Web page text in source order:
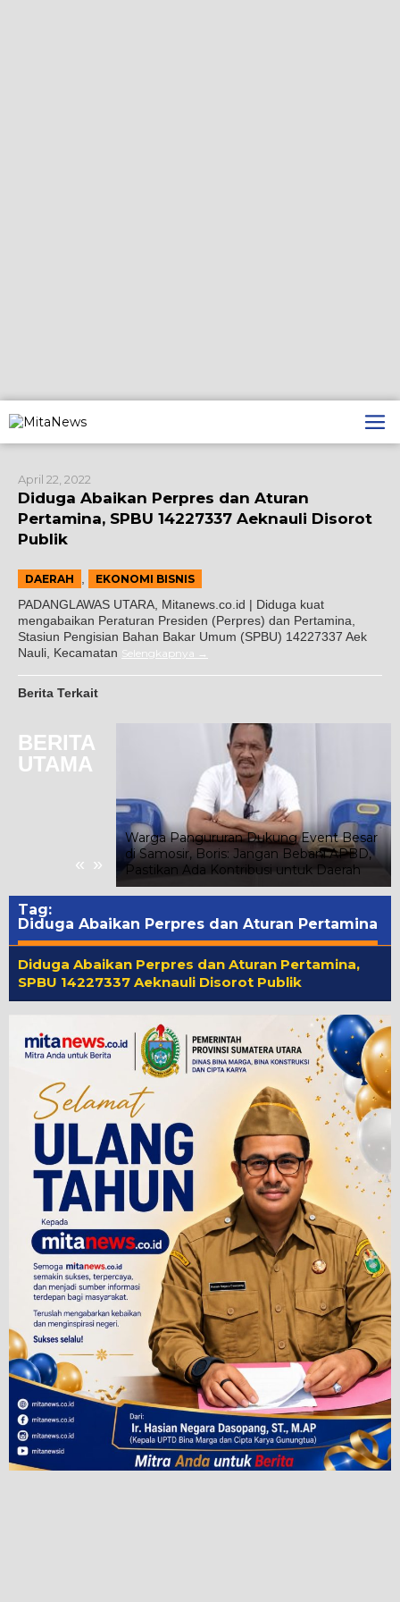
ke
konten
April 22, 2022
Diduga Abaikan Perpres dan Aturan
Pertamina, SPBU 14227337 Aeknauli Disorot
Publik
DAERAH EKONOMI BISNIS
PADANGLAWAS UTARA, Mitanews.co.id | Diduga kuat
mengabaikan Peraturan Presiden (Perpres) dan Pertamina,
Stasiun Pengisian Bahan Bakar Umum (SPBU) 14227337 Aek
Nauli, Kecamatan Selengkapnya
Berita Terkait
BERITA
UTAMA
« »
Warga Pangururan Dukung Event Besar
di Samosir, Boris: Jangan Bebani APBD,
Pastikan Ada Kontribusi untuk Daerah
Tag:
Diduga Abaikan Perpres dan Aturan Pertamina
Diduga Abaikan Perpres dan Aturan Pertamina,
SPBU 14227337 Aeknauli Disorot Publik